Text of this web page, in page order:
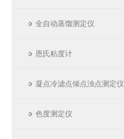
全自动蒸馏测定仪
恩氏粘度计
凝点冷滤点倾点浊点测定仪
色度测定仪